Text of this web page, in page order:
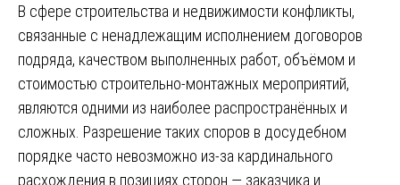
В сфере строительства и недвижимости конфликты,
связанные с ненадлежащим исполнением договоров
подряда, качеством выполненных работ, объёмом и
стоимостью строительно-монтажных мероприятий,
являются одними из наиболее распространённых и
сложных. Разрешение таких споров в досудебном
порядке часто невозможно из-за кардинального
расхождения в позициях сторон — заказчика и